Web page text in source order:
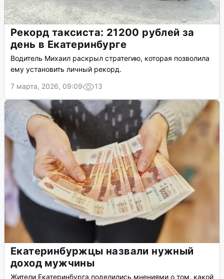
Рекорд таксиста: 21200 рублей за
день в Екатеринбурге
Водитель Михаил раскрыл стратегию, которая позволила
ему установить личный рекорд.
7 марта, 2026, 09:09
13
Екатеринбуржцы назвали нужный
доход мужчины
Жители Екатеринбурга поделились мнениями о том, какой